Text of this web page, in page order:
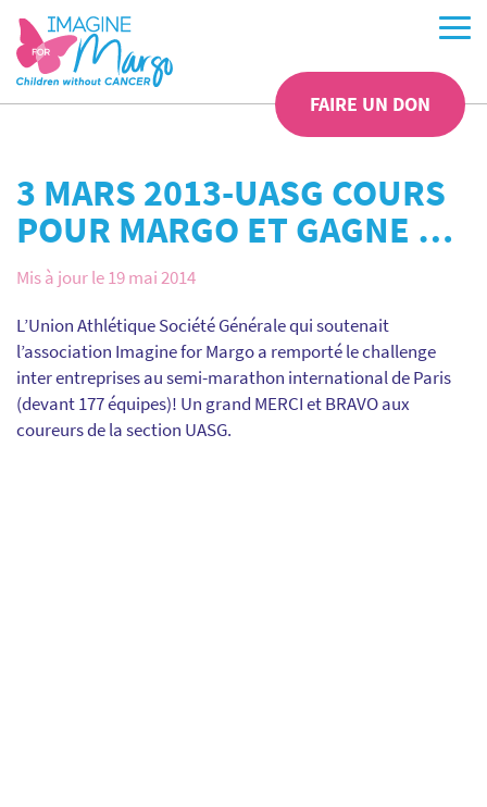
FAIRE UN DON
3 MARS 2013-UASG COURS
POUR MARGO ET GAGNE …
Mis à jour le 19 mai 2014
L’Union Athlétique Société Générale qui soutenait
l’association Imagine for Margo a remporté le challenge
inter entreprises au semi-marathon international de Paris
(devant 177 équipes)! Un grand MERCI et BRAVO aux
coureurs de la section UASG.